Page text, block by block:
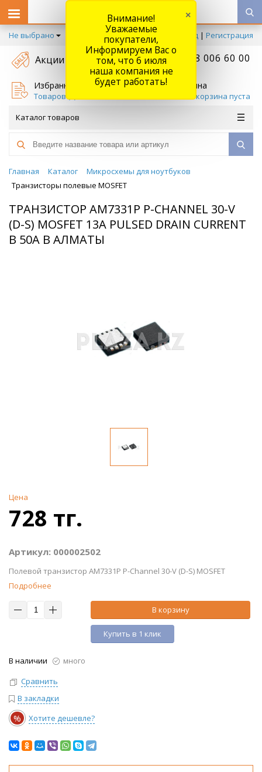
Не выбрано Вход | Регистрация
Акции +7 778 006 60 00
Избранное
Товаров (
Корзина
Ваша корзина пуста
Каталог товаров
Главная Каталог
Микросхемы для ноутбуков
Транзисторы полевые MOSFET
ТРАНЗИСТОР AM7331P P-CHANNEL 30-V
(D-S) MOSFET 13A PULSED DRAIN CURRENT
B 50A В АЛМАТЫ
Цена
728 тг.
Артикул: 000002502
Полевой транзистор AM7331P P-Channel 30-V (D-S) MOSFET
Подробнее
В корзину
Купить в 1 клик
В наличии
много
Сравнить
В закладки
% Хотите дешевле?
Внимание!
Уважаемые
покупатели,
Информируем Вас о
том, что 6 июля
наша компания не
будет работать!
×